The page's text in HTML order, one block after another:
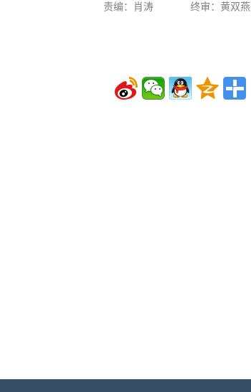
责编： 肖涛 终审： 黄双燕